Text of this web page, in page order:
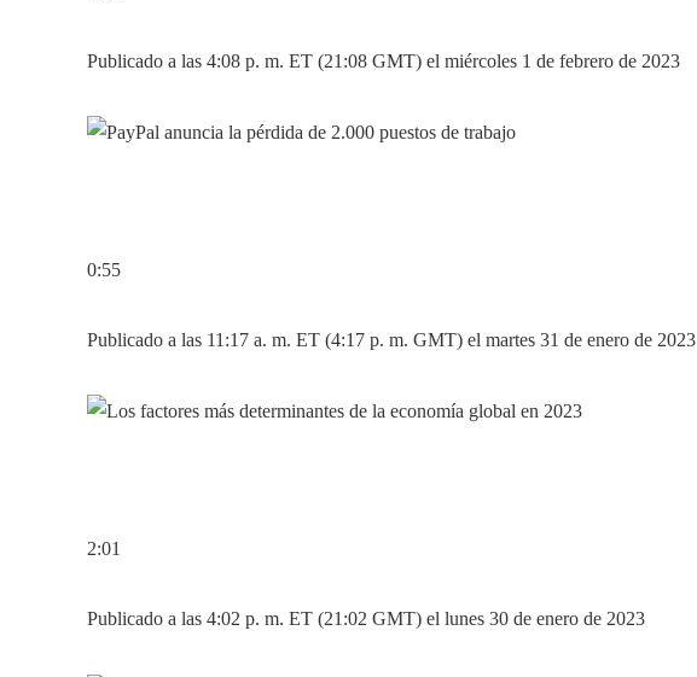
Publicado a las 4:08 p. m. ET (21:08 GMT) el miércoles 1 de febrero de 2023
0:55
Publicado a las 11:17 a. m. ET (4:17 p. m. GMT) el martes 31 de enero de 2023
2:01
Publicado a las 4:02 p. m. ET (21:02 GMT) el lunes 30 de enero de 2023